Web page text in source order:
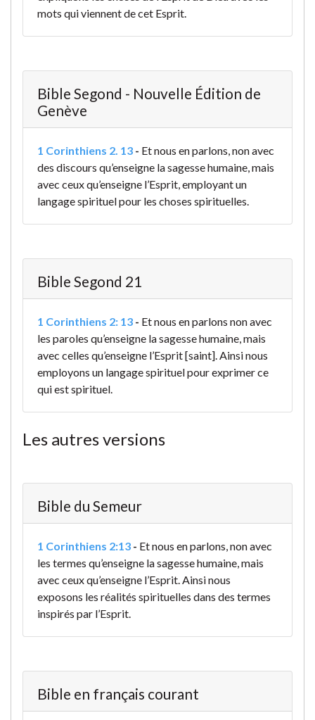
mots qui viennent de cet Esprit.
Bible Segond - Nouvelle Édition de
Genève
1 Corinthiens 2. 13 - Et nous en parlons, non avec
des discours qu’enseigne la sagesse humaine, mais
avec ceux qu’enseigne l’Esprit, employant un
langage spirituel pour les choses spirituelles.
Bible Segond 21
1 Corinthiens 2: 13 - Et nous en parlons non avec
les paroles qu’enseigne la sagesse humaine, mais
avec celles qu’enseigne l’Esprit [saint]. Ainsi nous
employons un langage spirituel pour exprimer ce
qui est spirituel.
Les autres versions
Bible du Semeur
1 Corinthiens 2:13 - Et nous en parlons, non avec
les termes qu’enseigne la sagesse humaine, mais
avec ceux qu’enseigne l’Esprit. Ainsi nous
exposons les réalités spirituelles dans des termes
inspirés par l’Esprit.
Bible en français courant